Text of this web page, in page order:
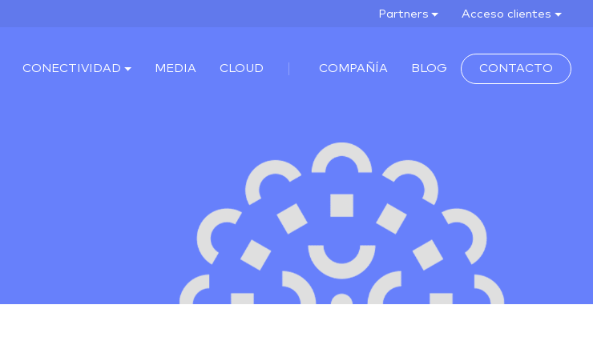
Partners Acceso clientes
CONECTIVIDAD MEDIA CLOUD COMPAÑÍA BLOG CONTACTO